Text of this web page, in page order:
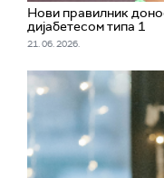
Нови правилник
дијабетесом типа 1
21. 06. 2026.